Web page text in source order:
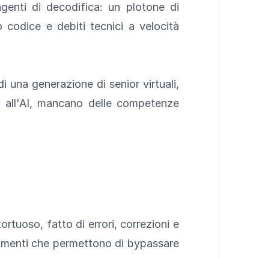
di decodifica: un plotone di
codice e debiti tecnici a velocità
una generazione di senior virtuali,
mancano delle competenze
fatto di errori, correzioni e
che permettono di bypassare